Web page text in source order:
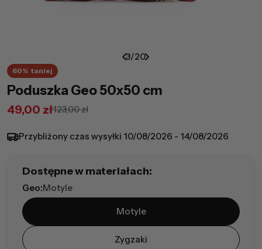
3/20
60% taniej
Poduszka Geo 50x50 cm
Cena
49,00 zł
Cena
123,00 zł
Przybliżony czas wysyłki 10/08/2026 - 14/08/2026
Dostępne w materiałach:
Geo:Motyle
Motyle
Zygzaki